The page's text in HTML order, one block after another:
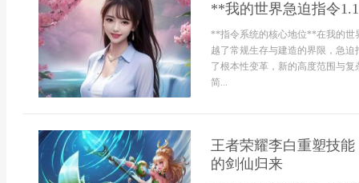
**我的世界急迫指令
**指令系统的核心地位**在我的世
越了常规生存与建造的界限，急
了根本性变革，新的高度范围与
简...
王者荣耀李白重塑技
的剑仙归来